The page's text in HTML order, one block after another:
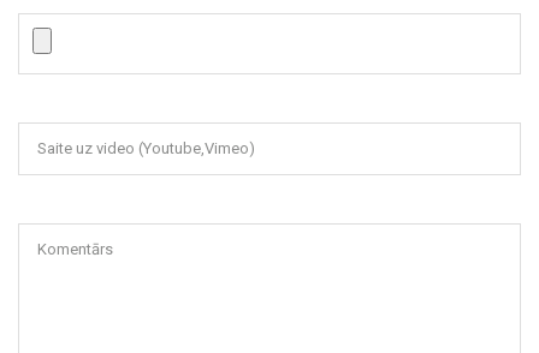
Saite uz video (Youtube,Vimeo)
Komentārs